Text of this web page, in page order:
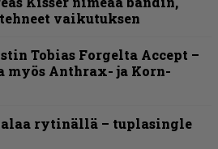
vaikutuksen
Tobias Forgelta Accept –
myös Anthrax- ja Korn-
rytinällä – tuplasingle